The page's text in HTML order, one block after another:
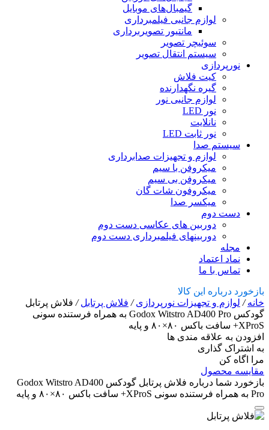
گیمبال‌های موبایل
لوازم جانبی فیلمبرداری
مانتیور تصویربرداری
سوئیچر تصویر
سیستم انتقال تصویر
نورپردازی
کیت فلاش
گیره نگهدارنده
لوازم جانبی نور
نور LED
نانلایت
نور ثابت LED
سیستم صدا
لوازم و تجهیزات صدابرداری
میکروفن با سیم
میکروفن بی سیم
میکروفون شات گان
میکسر صدا
دست دوم
دوربین های عکاسی دست دوم
دوربینهای فیلمبرداری دست دوم
مجله
نماد اعتماد
تماس با ما
بازخورد درباره این کالا
خانه/ لوازم و تجهیزات نورپردازی/ فلاش پرتابل/ فلاش پرتابل
گودکس Godox Witstro AD400 Pro به همراه فرستنده سونی
XProS+ سافت باکس ۸۰×۸۰ و پایه
افزودن به علاقه مندی ها
به اشتراک گذاری
مرا اگاه کن
مقایسه محصول
بازخورد شما درباره فلاش پرتابل گودکس Godox Witstro AD400
Pro به همراه فرستنده سونی XProS+ سافت باکس ۸۰×۸۰ و پایه